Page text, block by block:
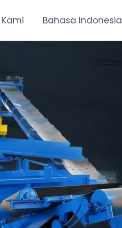
Bahasa Indonesia